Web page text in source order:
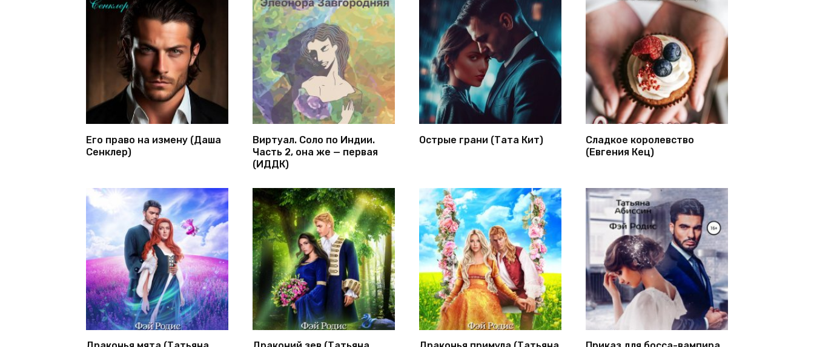
Его право на измену (Даша
Сенклер)
Виртуал. Соло по Индии.
Часть 2, она же — первая
(ИДДК)
Острые грани (Тата Кит)
Сладкое королевство
(Евгения Кец)